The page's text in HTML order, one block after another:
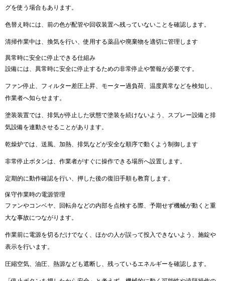
グを使う場合もあります。
色替え時には、前の色が配管や回収装置へ残っていないことを確認します。
清掃作業中は、換気を行い、使用する薬品や廃棄物を適切に管理します
異常時に安全に停止できる仕組み
設備には、異常時に安全に停止するための非常停止や警報が必要です。
ファン停止、フィルター差圧上昇、モーター過負荷、温度異常などを検知し、
作業者へ知らせます。
塗装装置では、排気が停止した状態で塗装を続けないよう、スプレー設備と排
気設備を連動させることがあります。
乾燥炉では、送風、加熱、排気などが安全な順序で動くよう制御します
非常停止ボタンは、作業者がすぐに操作できる場所へ設置します。
定期的に動作確認を行い、押した後の復旧手順も教育します。
保守作業時の電源管理
ファンやコンベヤ、回転弁などの内部を点検する際、予期せず機械が動くと重
大な事故につながります。
作業前に電源を切るだけでなく、ほかの人が誤って投入できないよう、施錠や
表示を行います。
圧縮空気、油圧、熱源なども遮断し、残っているエネルギーを確認します。